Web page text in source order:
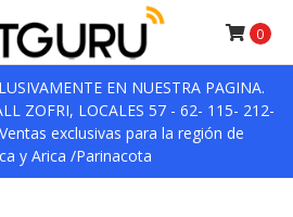
EN NUESTRA PAGINA.
ZOFRI, LOCALES 57 - 62- 115- 212-
exclusivas para la región de
y Arica /Parinacota
0